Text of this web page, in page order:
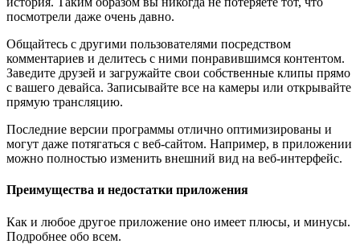
посмотрели даже очень давно.
Общайтесь с другими пользователями посредством
комментариев и делитесь с ними понравившимся контентом.
Заведите друзей и загружайте свои собственные клипы прямо
с вашего девайса. Записывайте все на камеры или открывайте
прямую трансляцию.
Последние версии программы отлично оптимизированы и
могут даже потягаться с веб-сайтом. Например, в приложении
можно полностью изменить внешний вид на веб-интерфейс.
Преимущества и недостатки приложения
Как и любое другое приложение оно имеет плюсы, и минусы.
Подробнее обо всем.